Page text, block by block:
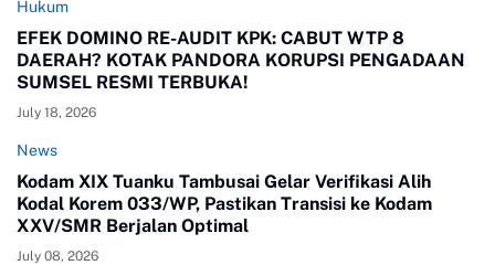
Hukum
EFEK DOMINO RE-AUDIT KPK: CABUT WTP 8
DAERAH? KOTAK PANDORA KORUPSI PENGADAAN
SUMSEL RESMI TERBUKA!
July 18, 2026
News
Kodam XIX Tuanku Tambusai Gelar Verifikasi Alih
Kodal Korem 033/WP, Pastikan Transisi ke Kodam
XXV/SMR Berjalan Optimal
July 08, 2026